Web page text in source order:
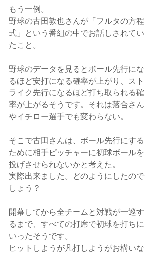
もう一例。
野球の古田敦也さんが「フルタの方程
式」という番組の中でお話しされてい
たこと。
野球のデータを見るとボール先行にな
るほど安打になる確率が上がり、スト
ライク先行になるほど打ち取られる確
率が上がるそうです。それは落合さん
やイチロー選手でも変わらない。
そこで古田さんは、ボール先行にする
ために相手ピッチャーに初球ボールを
投げさせられないかと考えた。
実際出来ました。どのようにしたので
しょう？
開幕してから全チームと対戦が一巡す
るまで、すべての打席で初球を打ちに
いったそうです。
ヒットしようが凡打しようがお構いな